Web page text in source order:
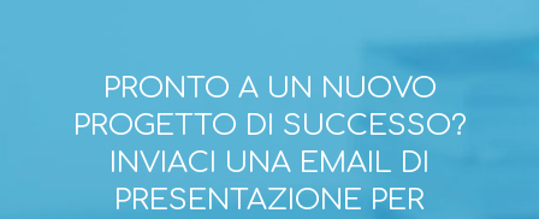
PRONTO A UN NUOVO
PROGETTO DI SUCCESSO?
INVIACI UNA EMAIL DI
PRESENTAZIONE PER